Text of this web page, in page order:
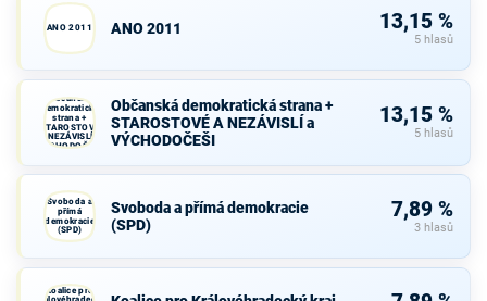
ANO 2011 ANO 2011 13,15 %
5 hlasů
Občanská
demokratická
strana +
STAROSTOVÉ
A NEZÁVISLÍ a
VÝCHODOČEŠI
Občanská demokratická strana +
STAROSTOVÉ A NEZÁVISLÍ a
VÝCHODOČEŠI
13,15 %
5 hlasů
Svoboda a
přímá
demokracie
(SPD)
Svoboda a přímá demokracie
(SPD)
7,89 %
3 hlasů
Koalice pro